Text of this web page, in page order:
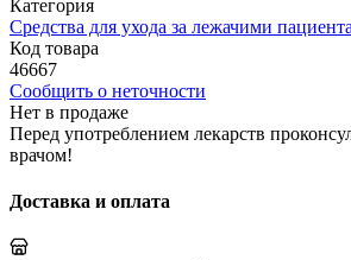
Категория
Средства для ухода за лежачими
Код товара
46667
Сообщить о неточности
Нет в продаже
Перед употреблением лекарств
врачом!
Доставка и оплата